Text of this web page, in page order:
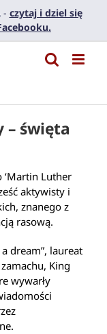
- czytaj i dziel się
– święta
‘Martin Luther
aktywisty i
znanego z
rasową.
dream”, laureat
King
wywarły